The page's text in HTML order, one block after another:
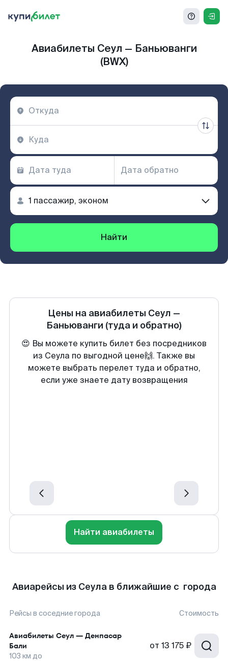
Авиабилеты Сеул — Баньюванги
(BWX)
Найти
Цены на авиабилеты Сеул —
Баньюванги (туда и обратно)
😍 Вы можете купить билет без посредников
из Сеула по выгодной цене🙌. Также вы
можете выбрать перелет туда и обратно,
если уже знаете дату возвращения
Найти авиабилеты
Авиарейсы из Сеула в ближайшие с города
Рейсы в соседние города Стоимость
Авиабилеты Сеул — Денпасар
Бали
103 км до
от 13 175 ₽